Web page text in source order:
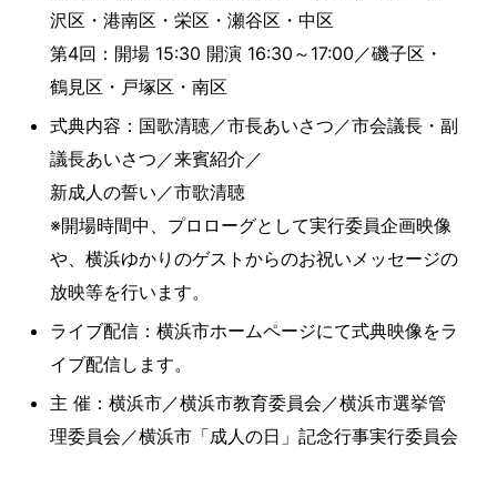
沢区・港南区・栄区・瀬谷区・中区
第4回：開場 15:30 開演 16:30～17:00／磯子区・
鶴見区・戸塚区・南区
式典内容：国歌清聴／市長あいさつ／市会議長・副
議長あいさつ／来賓紹介／
新成人の誓い／市歌清聴
※開場時間中、プロローグとして実行委員企画映像
や、横浜ゆかりのゲストからのお祝いメッセージの
放映等を行います。
ライブ配信：横浜市ホームページにて式典映像をラ
イブ配信します。
主 催：横浜市／横浜市教育委員会／横浜市選挙管
理委員会／横浜市「成人の日」記念行事実行委員会